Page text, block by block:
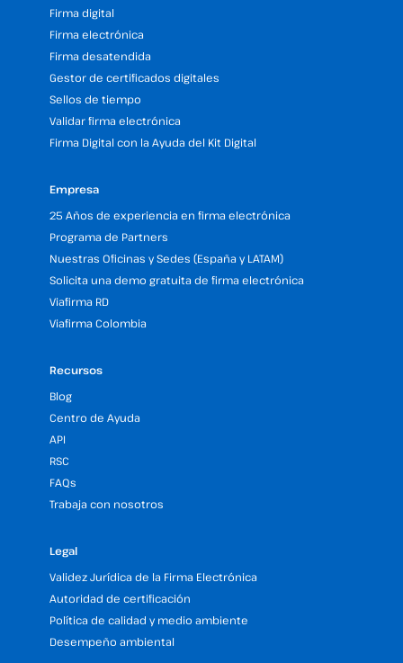
Firma digital
Firma electrónica
Firma desatendida
Gestor de certificados digitales
Sellos de tiempo
Validar firma electrónica
Firma Digital con la Ayuda del Kit Digital
Empresa
25 Años de experiencia en firma electrónica
Programa de Partners
Nuestras Oficinas y Sedes (España y LATAM)
Solicita una demo gratuita de firma electrónica
Viafirma RD
Viafirma Colombia
Recursos
Blog
Centro de Ayuda
API
RSC
FAQs
Trabaja con nosotros
Legal
Validez Jurídica de la Firma Electrónica
Autoridad de certificación
Política de calidad y medio ambiente
Desempeño ambiental